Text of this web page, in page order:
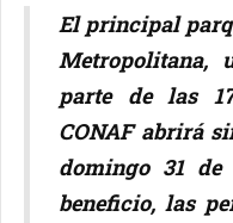
El principal
Metropolitana,
parte de las
CONAF abrirá
domingo 31
beneficio, las